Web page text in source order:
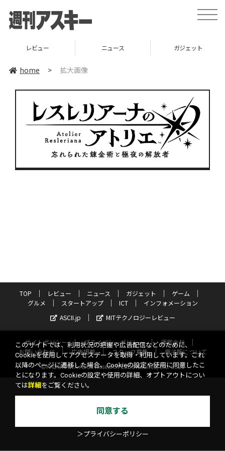
toggle
レビュー ニュース ガジェット
home > 拡大画像
TOP レビュー ニュース ガジェット
ゲーム
グルメ
スタートアップ ICT
インフォメーション
ASCII.jp
MITテクノロジーレビュー
サイトポリシー プライバシーポリシー
運営会社
お問い合わせ
広告掲載 スタッフ募集
電子版について
©KADOKAWA ASCII Research Laboratories, Inc. 2026
このサイトでは、利用状況の把握や広告配信などのために、
Cookieを使用してアクセスデータを取得・利用しています。これ
以降のページに遷移した場合、Cookieの設定や使用に同意したこ
とになります。Cookieの設定や使用の詳細、オプトアウトについ
ては詳細 をご覧ください。
同意する
＞プライバシーポリシー